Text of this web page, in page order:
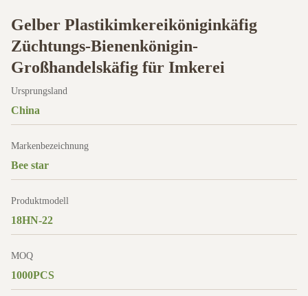
Gelber Plastikimkereiköniginkäfig
Züchtungs-Bienenkönigin-
Großhandelskäfig für Imkerei
Ursprungsland
China
Markenbezeichnung
Bee star
Produktmodell
18HN-22
MOQ
1000PCS